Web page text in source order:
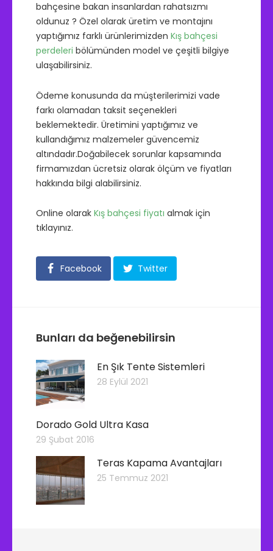
bahçesine bakan insanlardan rahatsızmı
oldunuz ? Özel olarak üretim ve montajını
yaptığımız farklı ürünlerimizden Kış bahçesi
perdeleri bölümünden model ve çeşitli bilgiye
ulaşabilirsiniz.
Ödeme konusunda da müşterilerimizi vade
farkı olamadan taksit seçenekleri
beklemektedir. Üretimini yaptığımız ve
kullandığımız malzemeler güvencemiz
altındadır.Doğabilecek sorunlar kapsamında
firmamızdan ücretsiz olarak ölçüm ve fiyatları
hakkında bilgi alabilirsiniz.
Online olarak Kış bahçesi fiyatı almak için
tıklayınız.
Facebook Twitter
Bunları da beğenebilirsin
En Şık Tente Sistemleri
28 Eylül 2021
Dorado Gold Ultra Kasa
29 Şubat 2016
Teras Kapama Avantajları
25 Temmuz 2021